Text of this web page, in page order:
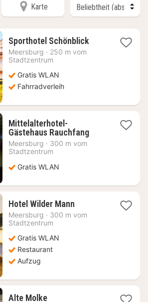
Karte
Sporthotel Schönblick1
Meersburg · 250 m vom
Stadtzentrum
Gratis WLAN
Fahrradverleih
Mittelalterhotel-
Gästehaus Rauchfang1
Meersburg · 300 m vom
Stadtzentrum
Gratis WLAN
Hotel Wilder Mann1
Nacht
Meersburg · 300 m vom
Stadtzentrum
Gratis WLAN
Restaurant
Aufzug
Alte Molke1